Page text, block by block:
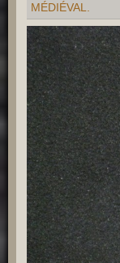
MÉDIÉVAL.